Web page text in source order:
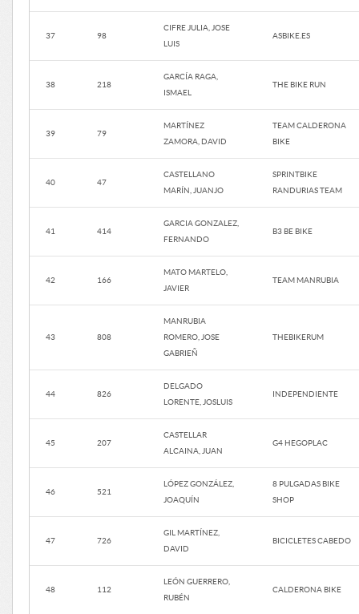
37 98
CIFRE JULIA, JOSE
LUIS
ASBIKE.ES
38 218
GARCÍA RAGA,
ISMAEL
THE BIKE RUN
39 79
MARTÍNEZ
ZAMORA, DAVID
TEAM CALDERONA
BIKE
40 47
CASTELLANO
MARÍN, JUANJO
SPRINTBIKE
RANDURIAS TEAM
41 414
GARCIA GONZALEZ,
FERNANDO
B3 BE BIKE
42 166
MATO MARTELO,
JAVIER
TEAM MANRUBIA
43 808
MANRUBIA
ROMERO, JOSE
GABRIEÑ
THEBIKERUM
44 826
DELGADO
LORENTE, JOSLUIS
INDEPENDIENTE
45 207
CASTELLAR
ALCAINA, JUAN
G4 HEGOPLAC
46 521
LÓPEZ GONZÁLEZ,
JOAQUÍN
8 PULGADAS BIKE
SHOP
47 726
GIL MARTÍNEZ,
DAVID
BICICLETES CABEDO
48 112
LEÓN GUERRERO,
RUBÉN
CALDERONA BIKE